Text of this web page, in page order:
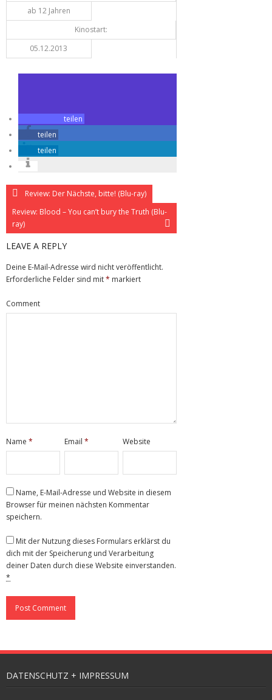
ab 12 Jahren
Kinostart:
05.12.2013
teilen
teilen
teilen
Review: Der Nächste, bitte! (Blu-ray)
Review: Blood – You can’t bury the Truth (Blu-
ray)
LEAVE A REPLY
Deine E-Mail-Adresse wird nicht veröffentlicht.
Erforderliche Felder sind mit* markiert
Comment
Name * Email* Website
Name, E-Mail-Adresse und Website in diesem
Browser für meinen nächsten Kommentar
speichern.
Mit der Nutzung dieses Formulars erklärst du
dich mit der Speicherung und Verarbeitung
deiner Daten durch diese Website einverstanden.
*
DATENSCHUTZ + IMPRESSUM